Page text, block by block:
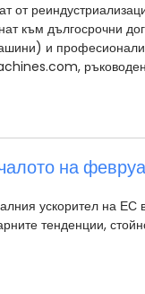
от
към дългосрочни
и
на
ускорител на
тенденции,